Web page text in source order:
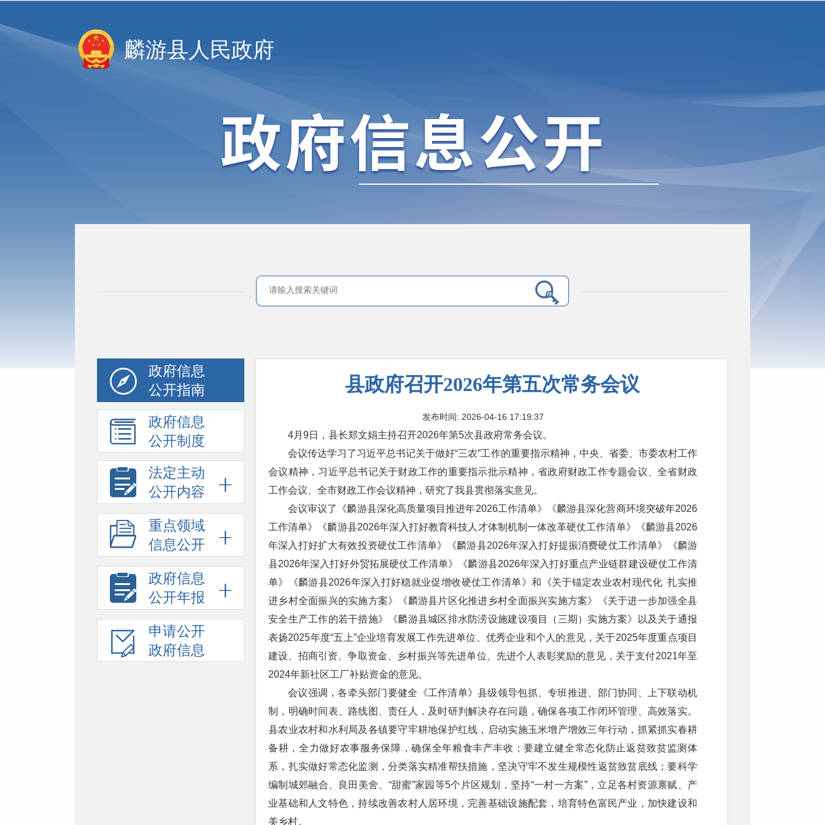
麟游县人民政府
政府信息
公开指南
政府信息
公开制度
法定主动
公开内容
重点领域
信息公开
政府信息
公开年报
申请公开
政府信息
县政府召开2026年第五次常务会议
发布时间: 2026-04-16 17:19:37
4月9日，县长郑文娟主持召开2026年第5次县政府常务会议。
会议传达学习了习近平总书记关于做好“三农”工作的重要指示精神，中央、省委、市委农村工作
会议精神，习近平总书记关于财政工作的重要指示批示精神，省政府财政工作专题会议、全省财政
工作会议、全市财政工作会议精神，研究了我县贯彻落实意见。
会议审议了《麟游县深化高质量项目推进年2026工作清单》《麟游县深化营商环境突破年2026
工作清单》《麟游县2026年深入打好教育科技人才体制机制一体改革硬仗工作清单》《麟游县2026
年深入打好扩大有效投资硬仗工作清单》《麟游县2026年深入打好提振消费硬仗工作清单》《麟游
县2026年深入打好外贸拓展硬仗工作清单》《麟游县2026年深入打好重点产业链群建设硬仗工作清
单》《麟游县2026年深入打好稳就业促增收硬仗工作清单》和《关于锚定农业农村现代化 扎实推
进乡村全面振兴的实施方案》《麟游县片区化推进乡村全面振兴实施方案》《关于进一步加强全县
安全生产工作的若干措施》《麟游县城区排水防涝设施建设项目（三期）实施方案》以及关于通报
表扬2025年度“五上”企业培育发展工作先进单位、优秀企业和个人的意见，关于2025年度重点项目
建设、招商引资、争取资金、乡村振兴等先进单位、先进个人表彰奖励的意见，关于支付2021年至
2024年新社区工厂补贴资金的意见。
会议强调，各牵头部门要健全《工作清单》县级领导包抓、专班推进、部门协同、上下联动机
制，明确时间表、路线图、责任人，及时研判解决存在问题，确保各项工作闭环管理、高效落实。
县农业农村和水利局及各镇要守牢耕地保护红线，启动实施玉米增产增效三年行动，抓紧抓实春耕
备耕，全力做好农事服务保障，确保全年粮食丰产丰收；要建立健全常态化防止返贫致贫监测体
系，扎实做好常态化监测，分类落实精准帮扶措施，坚决守牢不发生规模性返贫致贫底线；要科学
编制城郊融合、良田美舍、“甜蜜”家园等5个片区规划，坚持“一村一方案”，立足各村资源禀赋、产
业基础和人文特色，持续改善农村人居环境，完善基础设施配套，培育特色富民产业，加快建设和
美乡村。